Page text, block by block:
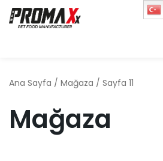
Ana Sayfa / Mağaza / Sayfa 11
Mağaza